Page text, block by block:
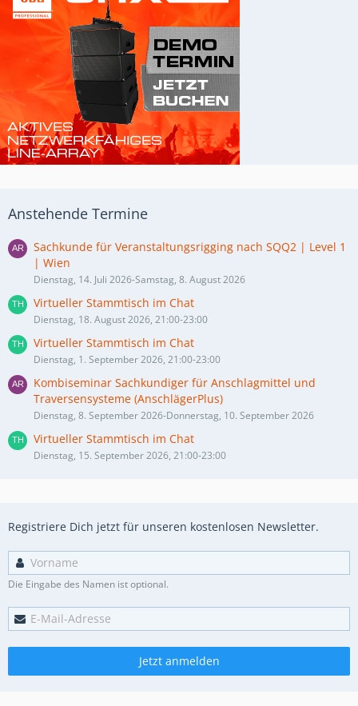
Anstehende Termine
Sachkunde für Veranstaltungsrigging nach SQQ2 | Level 1
| Wien
Dienstag, 14. Juli 2026-Samstag, 8. August 2026
Virtueller Stammtisch im Chat
Dienstag, 18. August 2026, 21:00-23:00
Virtueller Stammtisch im Chat
Dienstag, 1. September 2026, 21:00-23:00
Kombiseminar Sachkundiger für Anschlagmittel und
Traversensysteme (AnschlägerPlus)
Dienstag, 8. September 2026-Donnerstag, 10. September 2026
Virtueller Stammtisch im Chat
Dienstag, 15. September 2026, 21:00-23:00
Registriere Dich jetzt für unseren kostenlosen Newsletter.
Die Eingabe des Namen ist optional.
Jetzt anmelden